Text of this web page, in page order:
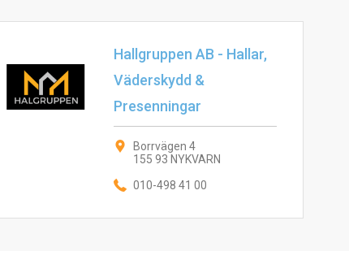
Hallgruppen AB - Hallar,
Väderskydd &
Presenningar
Borrvägen 4
155 93 NYKVARN
010-498 41 00